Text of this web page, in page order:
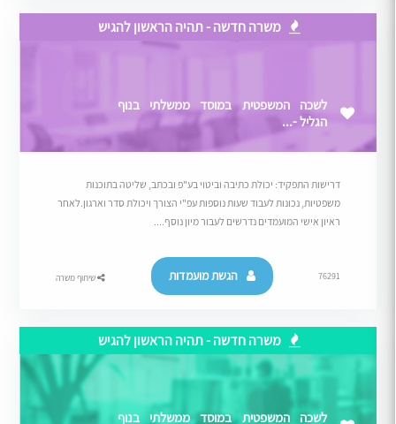
משרה חדשה - תהיה הראשון להגיש
לשכה המשפטית במוסד ממשלתי בנוף
הגליל -...
דרישות התפקיד: יכולת כתיבה וביטוי בע"פ ובכתב, שליטה בתוכנות
משפטיות, נכונות לעבוד שעות נוספות עפ"י הצורך ויכולת סדר וארגון.לאחר
ראיון אישי המועמדים נדרשים לעבור מיון נוסף....
76291 הגשת מועמדות שיתוף משרה
משרה חדשה - תהיה הראשון להגיש
לשכה המשפטית במוסד ממשלתי בנוף